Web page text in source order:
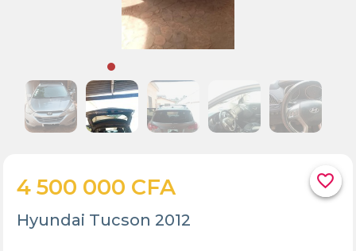
favorite_border
4 500 000 CFA
Hyundai Tucson 2012